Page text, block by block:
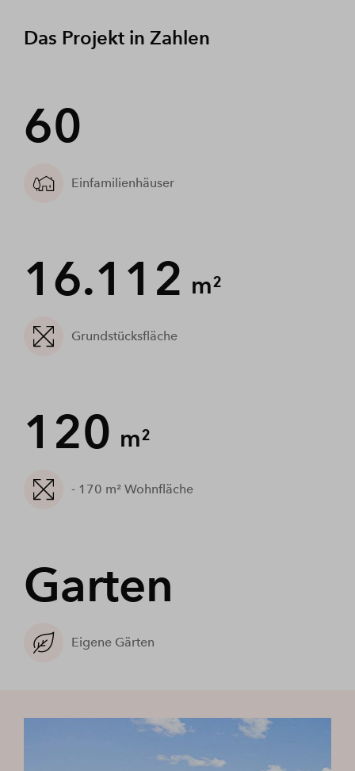
Das Projekt in Zahlen
60
Einfamilienhäuser
16.112 m²
Grundstücksfläche
120 m²
- 170 m² Wohnfläche
Garten
Eigene Gärten